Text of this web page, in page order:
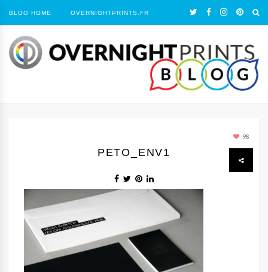
BLOG HOME OVERNIGHTPRINTS.FR
98
PETO_ENV1